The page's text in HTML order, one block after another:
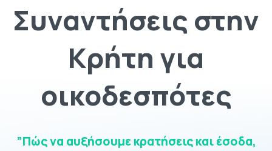
Συναντήσεις στην
Κρήτη για
οικοδεσπότες
”Πώς να αυξήσουμε κρατήσεις και έσοδα,